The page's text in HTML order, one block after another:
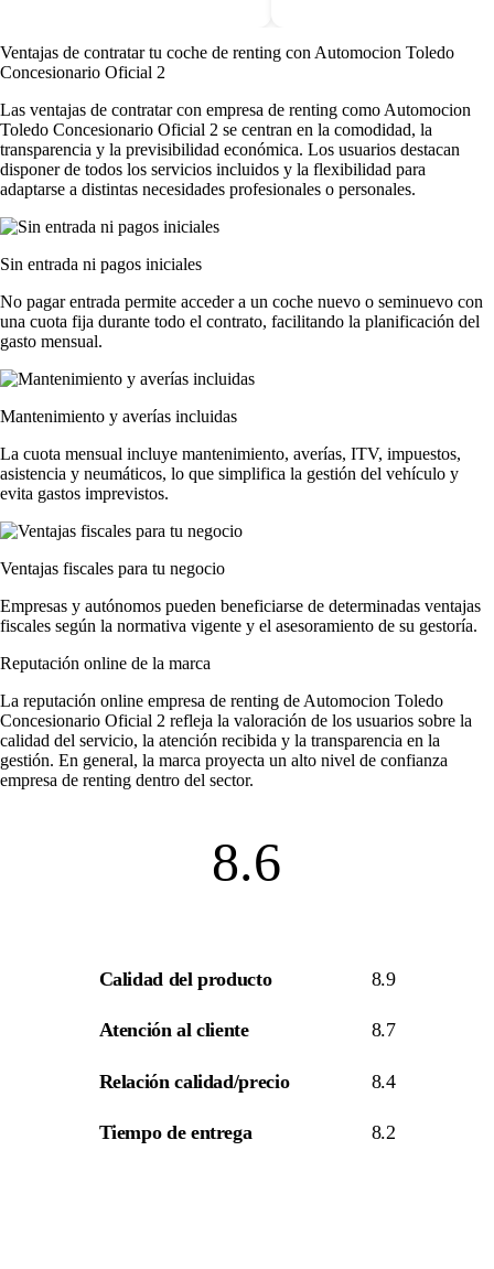
Ventajas de contratar tu coche de renting con Automocion Toledo
Concesionario Oficial 2
Las ventajas de contratar con empresa de renting como Automocion
Toledo Concesionario Oficial 2 se centran en la comodidad, la
transparencia y la previsibilidad económica. Los usuarios destacan
disponer de todos los servicios incluidos y la flexibilidad para
adaptarse a distintas necesidades profesionales o personales.
Sin entrada ni pagos iniciales
No pagar entrada permite acceder a un coche nuevo o seminuevo con
una cuota fija durante todo el contrato, facilitando la planificación del
gasto mensual.
Mantenimiento y averías incluidas
La cuota mensual incluye mantenimiento, averías, ITV, impuestos,
asistencia y neumáticos, lo que simplifica la gestión del vehículo y
evita gastos imprevistos.
Ventajas fiscales para tu negocio
Empresas y autónomos pueden beneficiarse de determinadas ventajas
fiscales según la normativa vigente y el asesoramiento de su gestoría.
Reputación online de la marca
La reputación online empresa de renting de Automocion Toledo
Concesionario Oficial 2 refleja la valoración de los usuarios sobre la
calidad del servicio, la atención recibida y la transparencia en la
gestión. En general, la marca proyecta un alto nivel de confianza
empresa de renting dentro del sector.
8.6
Calidad del producto 8.9
Atención al cliente 8.7
Relación calidad/precio 8.4
Tiempo de entrega 8.2